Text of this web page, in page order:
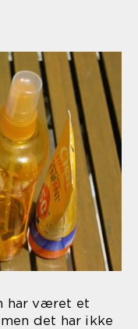
har været et
det har ikke